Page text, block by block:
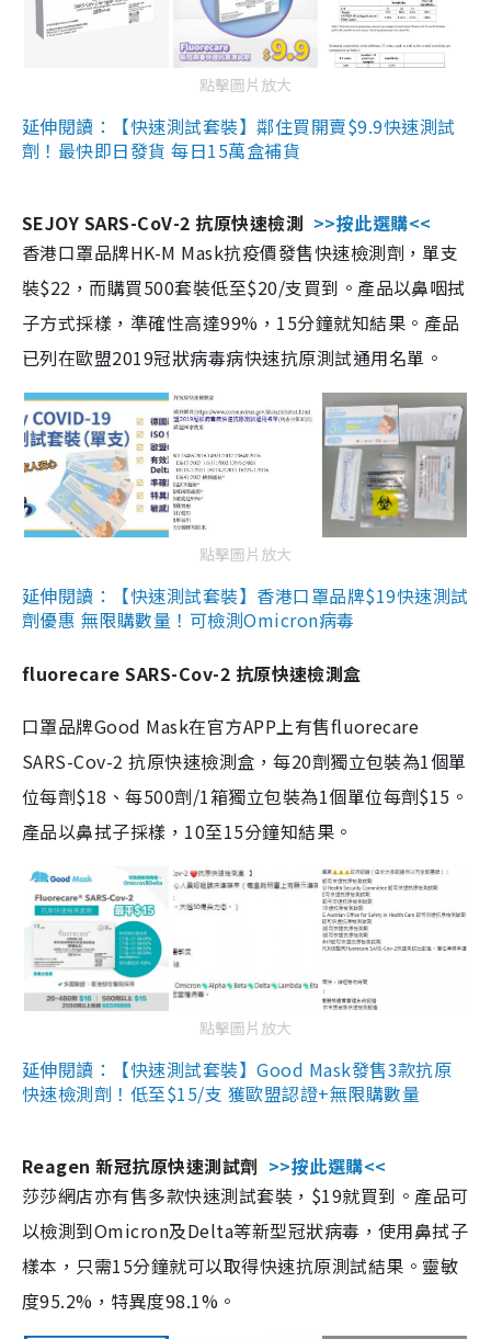
點擊圖片放大
延伸閱讀：【快速測試套裝】鄰住買開賣$9.9快速測試
劑！最快即日發貨 每日15萬盒補貨
SEJOY SARS-CoV-2 抗原快速檢測 >>按此選購<<
香港口罩品牌HK-M Mask抗疫價發售快速檢測劑，單支
裝$22，而購買500套裝低至$20/支買到。產品以鼻咽拭
子方式採樣，準確性高達99%，15分鐘就知結果。產品
已列在歐盟2019冠狀病毒病快速抗原測試通用名單。
點擊圖片放大
延伸閱讀：【快速測試套裝】香港口罩品牌$19快速測試
劑優惠 無限購數量！可檢測Omicron病毒
fluorecare SARS-Cov-2 抗原快速檢測盒
口罩品牌Good Mask在官方APP上有售fluorecare
SARS-Cov-2 抗原快速檢測盒，每20劑獨立包裝為1個單
位每劑$18、每500劑/1箱獨立包裝為1個單位每劑$15。
產品以鼻拭子採樣，10至15分鐘知結果。
點擊圖片放大
延伸閱讀：【快速測試套裝】Good Mask發售3款抗原
快速檢測劑！低至$15/支 獲歐盟認證+無限購數量
Reagen 新冠抗原快速測試劑 >>按此選購<<
莎莎網店亦有售多款快速測試套裝，$19就買到。產品可
以檢測到Omicron及Delta等新型冠狀病毒，使用鼻拭子
樣本，只需15分鐘就可以取得快速抗原測試結果。靈敏
度95.2%，特異度98.1%。